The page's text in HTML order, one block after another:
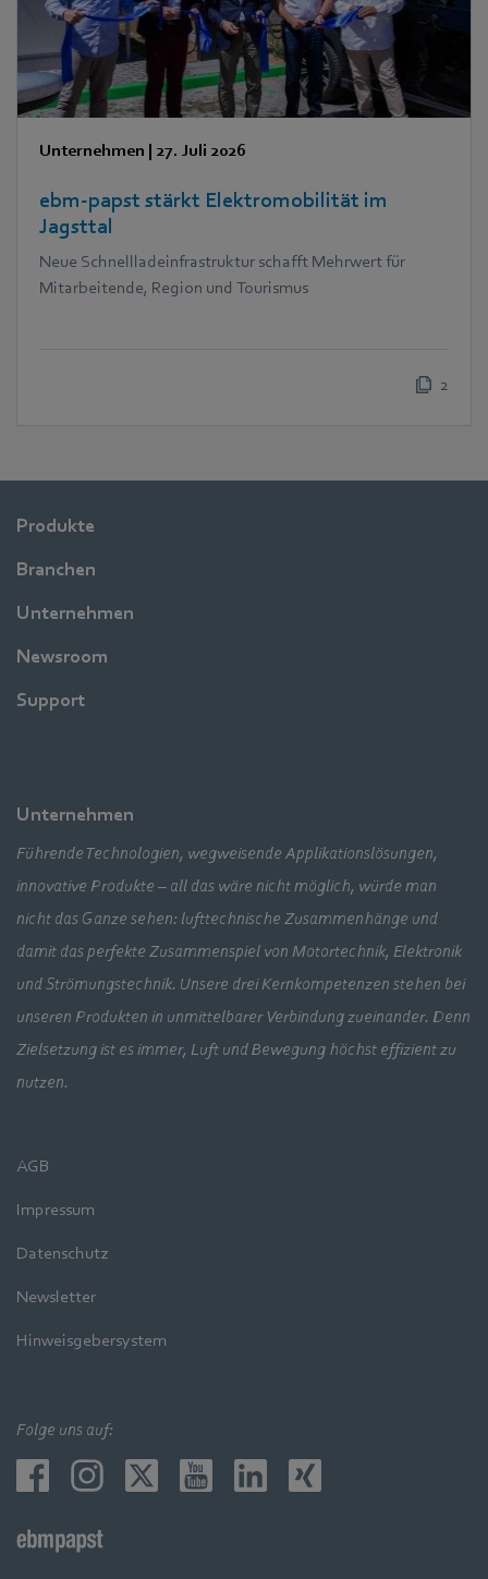
Unternehmen | 27. Juli 2026
ebm‑papst stärkt Elektromobilität im
Jagsttal
Neue Schnellladeinfrastruktur schafft Mehrwert für
Mitarbeitende, Region und Tourismus
2
Produkte
Branchen
Unternehmen
Newsroom
Support
Unternehmen
Führende Technologien, wegweisende Applikationslösungen,
innovative Produkte – all das wäre nicht möglich, würde man
nicht das Ganze sehen: lufttechnische Zusammenhänge und
damit das perfekte Zusammenspiel von Motortechnik, Elektronik
und Strömungstechnik. Unsere drei Kernkompetenzen stehen bei
unseren Produkten in unmittelbarer Verbindung zueinander. Denn
Zielsetzung ist es immer, Luft und Bewegung höchst effizient zu
nutzen.
AGB
Impressum
Datenschutz
Newsletter
Hinweisgebersystem
Folge uns auf: